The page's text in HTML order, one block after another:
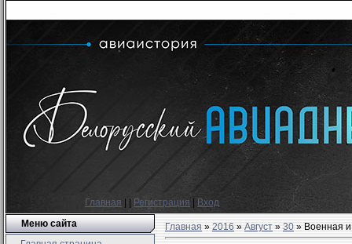
Главная Регистрация
Вход
Меню сайта
Главная»2016 » Август » 30» Военная и